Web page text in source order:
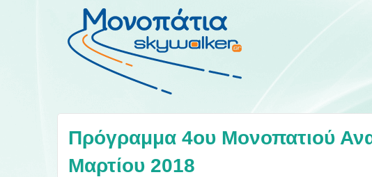
Πρόγραμμα 4ου Μονοπατιού
Μαρτίου 2018